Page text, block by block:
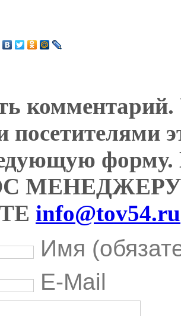
комментарий.
посетителями
info@tov54.ru
Имя
E-Mail